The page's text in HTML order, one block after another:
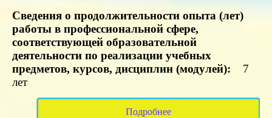
Сведения о продолжительности опыта (лет)
работы в профессиональной сфере,
соответствующей образовательной
деятельности по реализации учебных
предметов, курсов, дисциплин (модулей): 7
лет
Подробнее